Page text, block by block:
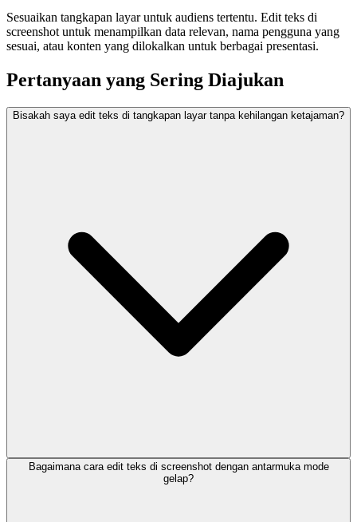
Sesuaikan tangkapan layar untuk audiens tertentu. Edit teks di
screenshot untuk menampilkan data relevan, nama pengguna yang
sesuai, atau konten yang dilokalkan untuk berbagai presentasi.
Pertanyaan yang Sering Diajukan
Bisakah saya edit teks di tangkapan layar tanpa kehilangan ketajaman?
Bagaimana cara edit teks di screenshot dengan antarmuka mode
gelap?